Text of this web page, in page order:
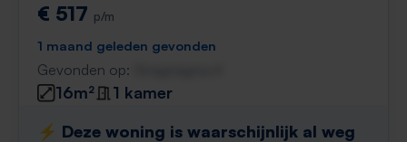
€ 517 p/m
1 maand geleden gevonden
Gevonden op:
16m²
1 kamer
⚡️ Deze woning is waarschijnlijk al weg